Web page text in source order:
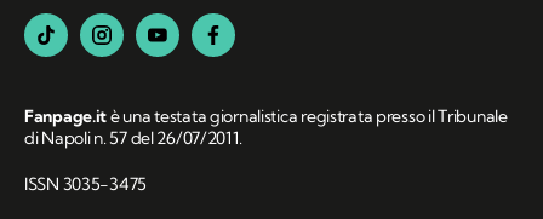
Fanpage.itè una testata giornalistica registrata presso il Tribunale
di Napoli n. 57 del 26/07/2011.
ISSN 3035-3475